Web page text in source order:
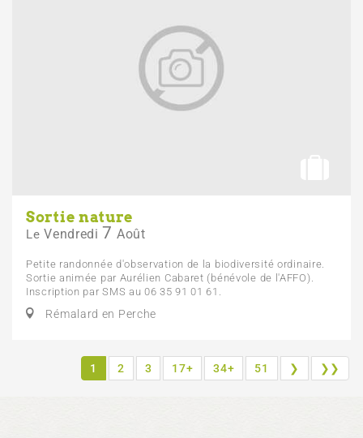
Sortie nature
Le Vendredi 7 Août
Petite randonnée d'observation de la biodiversité ordinaire.
Sortie animée par Aurélien Cabaret (bénévole de l'AFFO).
Inscription par SMS au 06 35 91 01 61.
Rémalard en Perche
1 2 3 17+ 34+ 51 ❯ ❯❯